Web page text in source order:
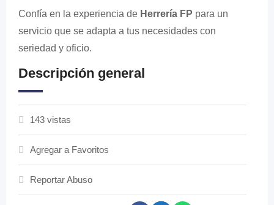
Confía en la experiencia de Herrería FP para un
servicio que se adapta a tus necesidades con
seriedad y oficio.
Descripción general
143 vistas
Agregar a Favoritos
Reportar Abuso